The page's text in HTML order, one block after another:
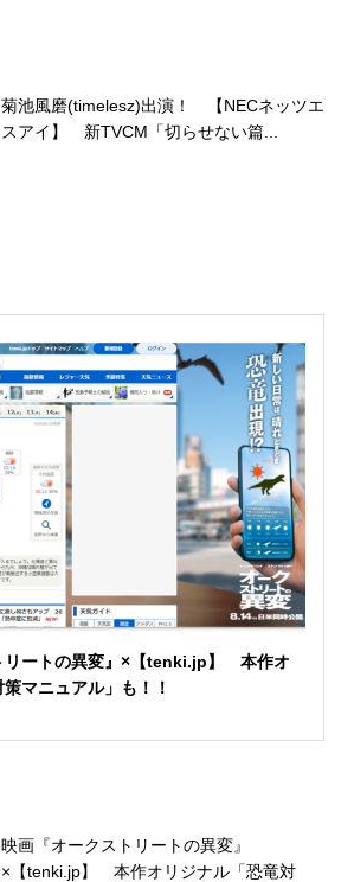
菊池風磨(timelesz)出演！ 【NECネッツエ
スアイ】 新TVCM「切らせない篇...
リートの異変』×【tenki.jp】 本作オ
マニュアル」も！！
映画『オークストリートの異変』
×【tenki.jp】 本作オリジナル「恐竜対